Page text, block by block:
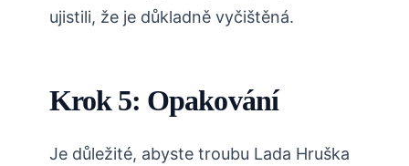
ujistili, že je důkladně vyčištěná.
Krok 5: Opakování
Je důležité, abyste troubu Lada Hruška